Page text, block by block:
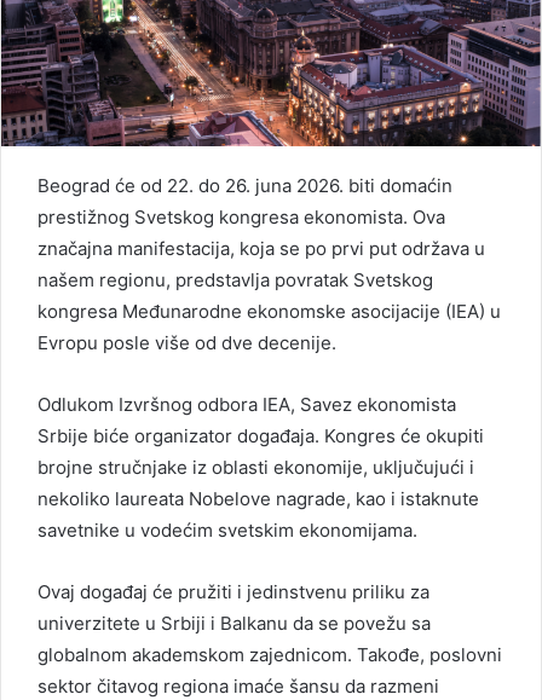
Beograd će od 22. do 26. juna 2026. biti domaćin
prestižnog Svetskog kongresa ekonomista. Ova
značajna manifestacija, koja se po prvi put održava u
našem regionu, predstavlja povratak Svetskog
kongresa Međunarodne ekonomske asocijacije (IEA) u
Evropu posle više od dve decenije.
Odlukom Izvršnog odbora IEA, Savez ekonomista
Srbije biće organizator događaja. Kongres će okupiti
brojne stručnjake iz oblasti ekonomije, uključujući i
nekoliko laureata Nobelove nagrade, kao i istaknute
savetnike u vodećim svetskim ekonomijama.
Ovaj događaj će pružiti i jedinstvenu priliku za
univerzitete u Srbiji i Balkanu da se povežu sa
globalnom akademskom zajednicom. Takođe, poslovni
sektor čitavog regiona imaće šansu da razmeni